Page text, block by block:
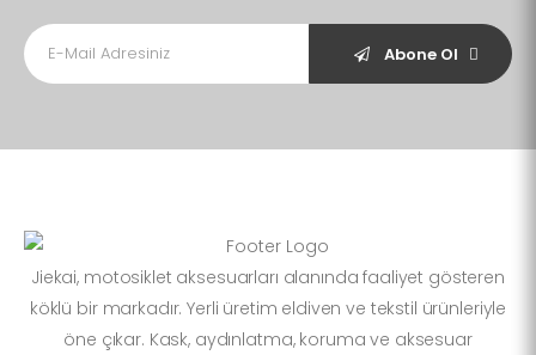
Abone Ol
Jiekai, motosiklet aksesuarları alanında faaliyet gösteren
köklü bir markadır. Yerli üretim eldiven ve tekstil ürünleriyle
öne çıkar. Kask, aydınlatma, koruma ve aksesuar